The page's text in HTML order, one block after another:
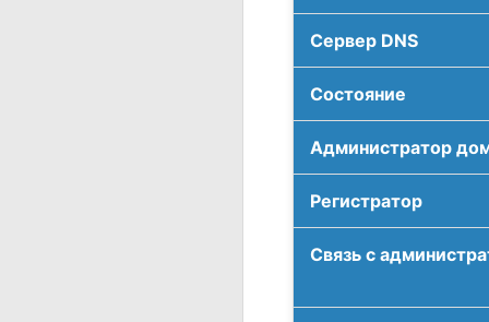
Сервер DNS
Соcтояние
Администратор
Регистратор
Связь с